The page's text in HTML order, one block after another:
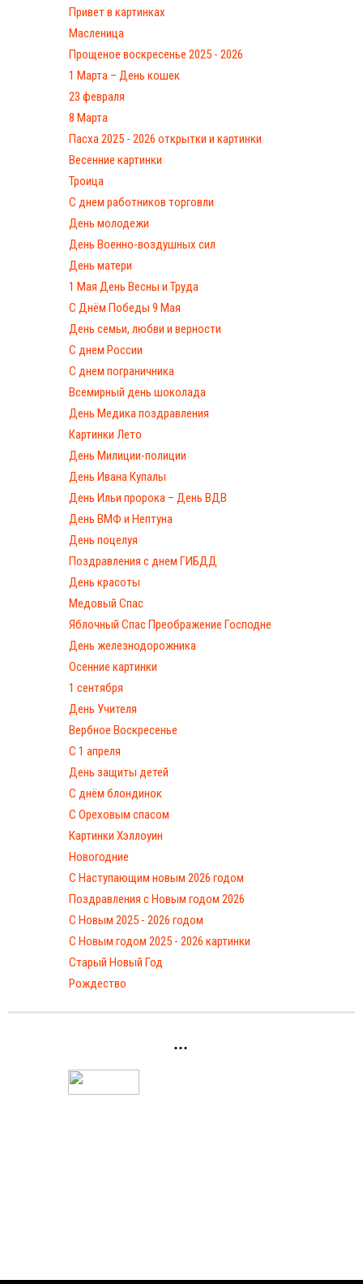
Привет в картинках
Масленица
Прощеное воскресенье 2025 - 2026
1 Марта – День кошек
23 февраля
8 Марта
Пасха 2025 - 2026 открытки и картинки
Весенние картинки
Троица
С днем работников торговли
День молодежи
День Военно-воздушных сил
День матери
1 Мая День Весны и Труда
С Днём Победы 9 Мая
День семьи, любви и верности
С днем России
С днем пограничника
Всемирный день шоколада
День Медика поздравления
Картинки Лето
День Милиции-полиции
День Ивана Купалы
День Ильи пророка – День ВДВ
День ВМФ и Нептуна
День поцелуя
Поздравления с днем ГИБДД
День красоты
Медовый Спас
Яблочный Спас Преображение Господне
День железнодорожника
Осенние картинки
1 сентября
День Учителя
Вербное Воскресенье
С 1 апреля
День защиты детей
С днём блондинок
С Ореховым спасом
Картинки Хэллоуин
Новогодние
С Наступающим новым 2026 годом
Поздравления с Новым годом 2026
С Новым 2025 - 2026 годом
C Новым годом 2025 - 2026 картинки
Старый Новый Год
Рождество
...